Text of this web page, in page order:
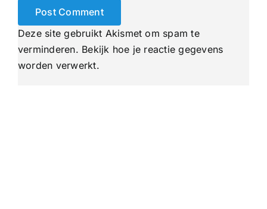
Deze site gebruikt Akismet om spam te
verminderen. Bekijk hoe je reactie gegevens
worden verwerkt.